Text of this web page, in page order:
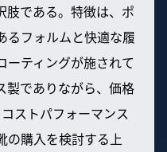
肢である。特徴は、ポ
るフォルムと快適な履
ーティングが施されて
製でありながら、価格
ストパフォーマンス
の購入を検討する上